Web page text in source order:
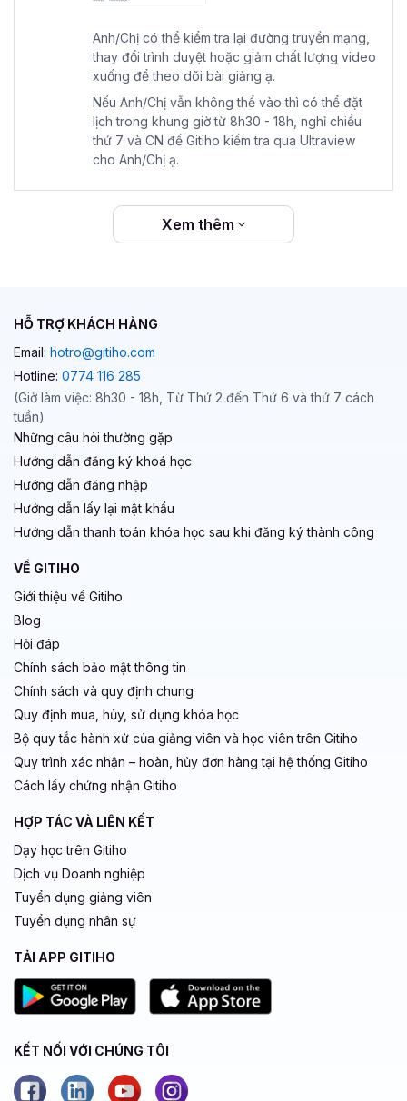
Anh/Chị có thể kiểm tra lại đường truyền mạng,
thay đổi trình duyệt hoặc giảm chất lượng video
xuống để theo dõi bài giảng ạ.
Nếu Anh/Chị vẫn không thể vào thì có thể đặt
lịch trong khung giờ từ 8h30 - 18h, nghỉ chiều
thứ 7 và CN để Gitiho kiểm tra qua Ultraview
cho Anh/Chị ạ.
Xem thêm
HỖ TRỢ KHÁCH HÀNG
Email: hotro@gitiho.com
Hotline: 0774 116 285
(Giờ làm việc: 8h30 - 18h, Từ Thứ 2 đến Thứ 6 và thứ 7 cách
tuần)
Những câu hỏi thường gặp
Hướng dẫn đăng ký khoá học
Hướng dẫn đăng nhập
Hướng dẫn lấy lại mật khẩu
Hướng dẫn thanh toán khóa học sau khi đăng ký thành công
VỀ GITIHO
Giới thiệu về Gitiho
Blog
Hỏi đáp
Chính sách bảo mật thông tin
Chính sách và quy định chung
Quy định mua, hủy, sử dụng khóa học
Bộ quy tắc hành xử của giảng viên và học viên trên Gitiho
Quy trình xác nhận – hoàn, hủy đơn hàng tại hệ thống Gitiho
Cách lấy chứng nhận Gitiho
HỢP TÁC VÀ LIÊN KẾT
Dạy học trên Gitiho
Dịch vụ Doanh nghiệp
Tuyển dụng giảng viên
Tuyển dụng nhân sự
TẢI APP GITIHO
KẾT NỐI VỚI CHÚNG TÔI